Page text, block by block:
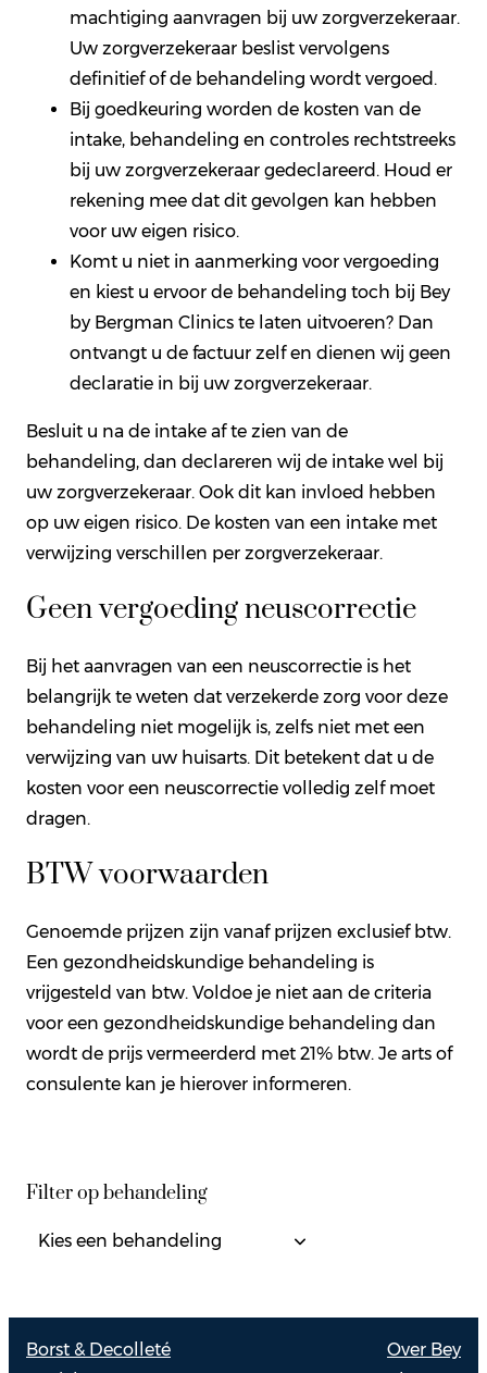
machtiging aanvragen bij uw zorgverzekeraar.
Uw zorgverzekeraar beslist vervolgens
definitief of de behandeling wordt vergoed.
Bij goedkeuring worden de kosten van de
intake, behandeling en controles rechtstreeks
bij uw zorgverzekeraar gedeclareerd. Houd er
rekening mee dat dit gevolgen kan hebben
voor uw eigen risico.
Komt u niet in aanmerking voor vergoeding
en kiest u ervoor de behandeling toch bij Bey
by Bergman Clinics te laten uitvoeren? Dan
ontvangt u de factuur zelf en dienen wij geen
declaratie in bij uw zorgverzekeraar.
Besluit u na de intake af te zien van de
behandeling, dan declareren wij de intake wel bij
uw zorgverzekeraar. Ook dit kan invloed hebben
op uw eigen risico. De kosten van een intake met
verwijzing verschillen per zorgverzekeraar.
Geen vergoeding neuscorrectie
Bij het aanvragen van een neuscorrectie is het
belangrijk te weten dat verzekerde zorg voor deze
behandeling niet mogelijk is, zelfs niet met een
verwijzing van uw huisarts. Dit betekent dat u de
kosten voor een neuscorrectie volledig zelf moet
dragen.
BTW voorwaarden
Genoemde prijzen zijn vanaf prijzen exclusief btw.
Een gezondheidskundige behandeling is
vrijgesteld van btw. Voldoe je niet aan de criteria
voor een gezondheidskundige behandeling dan
wordt de prijs vermeerderd met 21% btw. Je arts of
consulente kan je hierover informeren.
Filter op behandeling
Borst & Decolleté
Over Bey